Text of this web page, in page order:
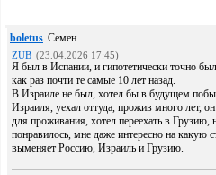
boletus Семен
ZUB (23.04.2026 17:45)
Я был в Испании, и гипотетически точно
как раз почти те самые 10 лет назад.
В Израиле не был, хотел бы в будущем
Израиля, уехал оттуда, прожив много лет,
для проживания, хотел переехать в Грузию,
понравилось, мне даже интересно на какую
выменяет Россию, Израиль и Грузию.